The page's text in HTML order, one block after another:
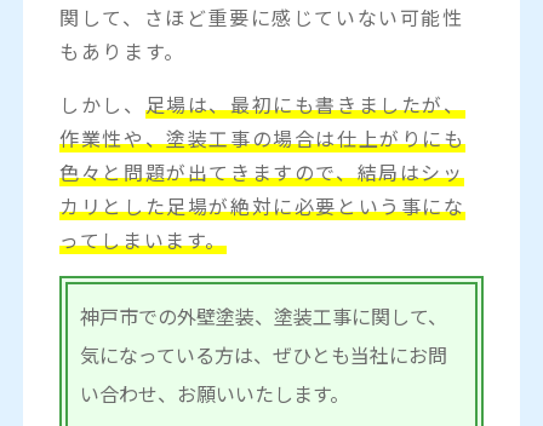
関して、さほど重要に感じていない可能性
もあります。
しかし、 足場は、最初にも書きましたが、
作業性や、塗装工事の場合は仕上がりにも
色々と問題が出てきますので、結局はシッ
カリとした足場が絶対に必要という事にな
ってしまいます。
神戸市での外壁塗装、塗装工事に関して、
気になっている方は、ぜひとも当社にお問
い合わせ、お願いいたします。